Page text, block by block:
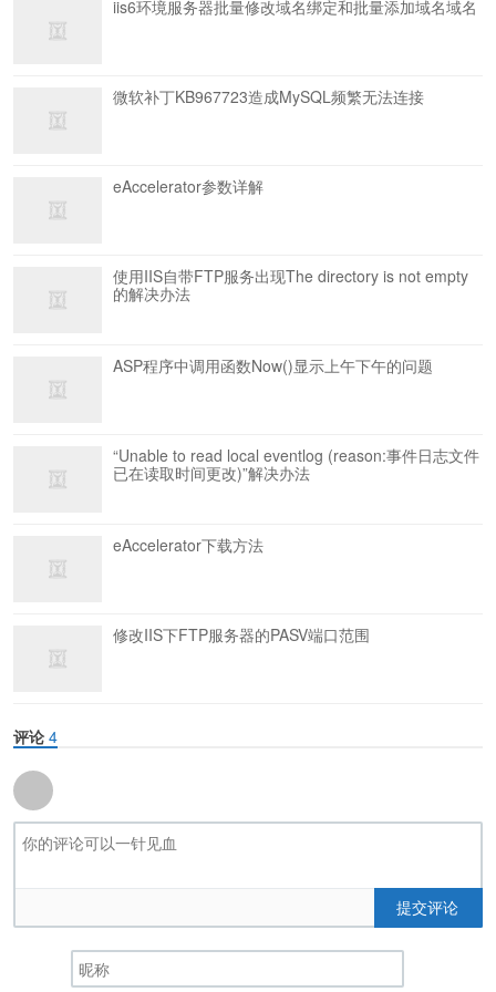
iis6环境服务器批量修改域名绑定和批量添加域名域名
微软补丁KB967723造成MySQL频繁无法连接
eAccelerator参数详解
使用IIS自带FTP服务出现The directory is not empty
的解决办法
ASP程序中调用函数Now()显示上午下午的问题
“Unable to read local eventlog (reason:事件日志文件
已在读取时间更改)”解决办法
eAccelerator下载方法
修改IIS下FTP服务器的PASV端口范围
评论 4
提交评论